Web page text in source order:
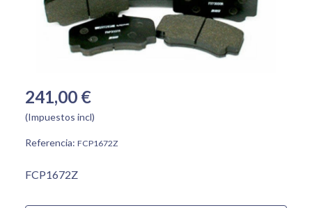
241,00 €
(Impuestos incl)
Referencia: FCP1672Z
FCP1672Z